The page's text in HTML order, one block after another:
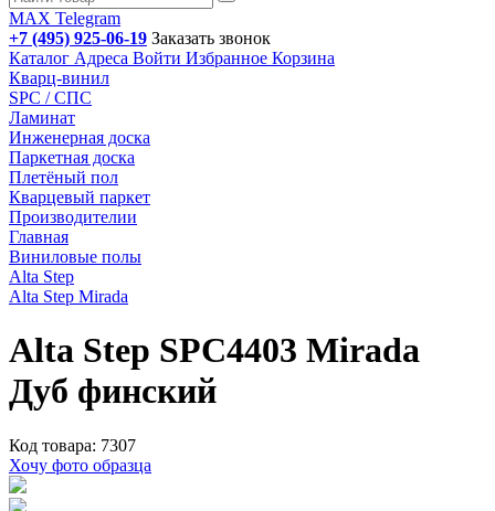
MAX Telegram
+7 (495) 925-06-19 Заказать звонок
Каталог Адреса Войти Избранное Корзина
Кварц-винил
SPC / СПС
Ламинат
Инженерная доска
Паркетная доска
Плетёный пол
Кварцевый паркет
Производителии
Главная
Виниловые полы
Alta Step
Alta Step Mirada
Alta Step SPC4403 Mirada
Дуб финский
Код товара: 7307
Хочу фото образца